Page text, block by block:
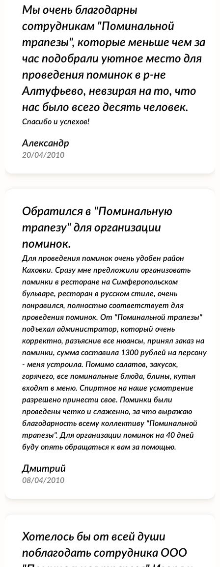
Мы очень благодарны
сотрудникам "Поминальной
трапезы", которые меньше чем за
час подобрали уютное место для
проведения поминок в р-не
Алтуфьево, невзирая на то, что
нас было всего десять человек.
Спасибо и успехов!
Александр
20/04/2010
Обратился в "Поминальную
трапезу" для организации
поминок.
Для проведения поминок очень удобен район
Каховки. Сразу мне предложили организовать
поминки в ресторане на Симферопольском
бульваре, ресторан в русском стиле, очень
понравился, полностью соответствует для
проведения поминок. От "Поминальной трапезы"
подъехал администратор, который очень
корректно, разъяснив все нюансы, принял заказ на
поминки, сумма составила 1300 рублей на персону
- меня устроила. Помимо салатов, закусок,
горячего, все поминальные блюда, блины, кутья
входят в меню. Спиртное на наше усмотрение
разрешено принести свое. Поминки были
проведены четко и слаженно, за что выражаю
благодарность всему коллективу "Поминальной
трапезы". Для организации поминок на 40 дней
буду опять обращаться к вам за помощью.
Дмитрий
08/04/2010
Хотелось бы от всей души
поблагодать сотрудника ООО